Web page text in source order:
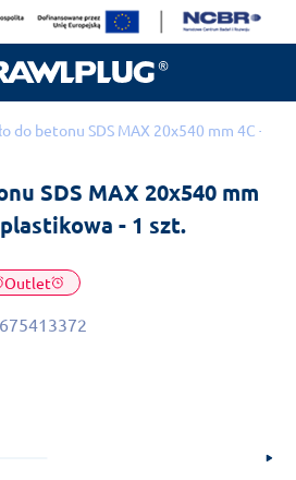
do betonu SDS MAX 20x540 mm 4C -
SDS MAX 20x540 mm
- 1 szt.
Outlet